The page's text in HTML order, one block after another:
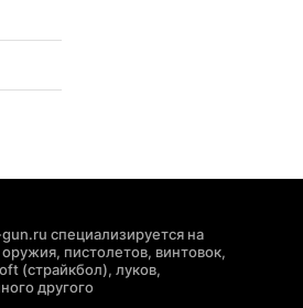
специализируется на
пистолетов, винтовок,
(страйкбол), луков,
другого